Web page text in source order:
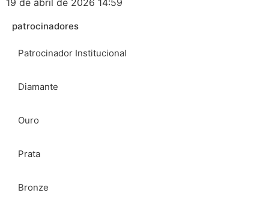
19 de abril de 2026 14:59
patrocinadores
Patrocinador Institucional
Diamante
Ouro
Prata
Bronze